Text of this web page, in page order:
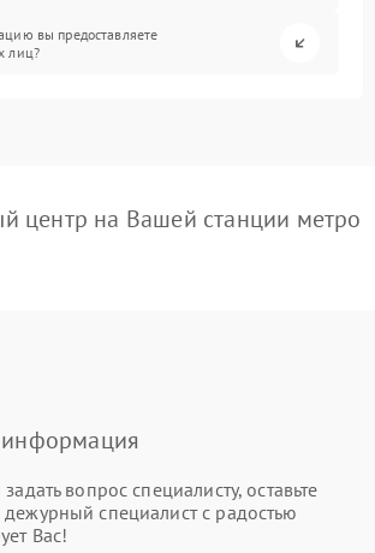
вы предоставляете
лиц?
центр на Вашей станции метро
информация
вопрос специалисту, оставьте
специалист с радостью
Вас!